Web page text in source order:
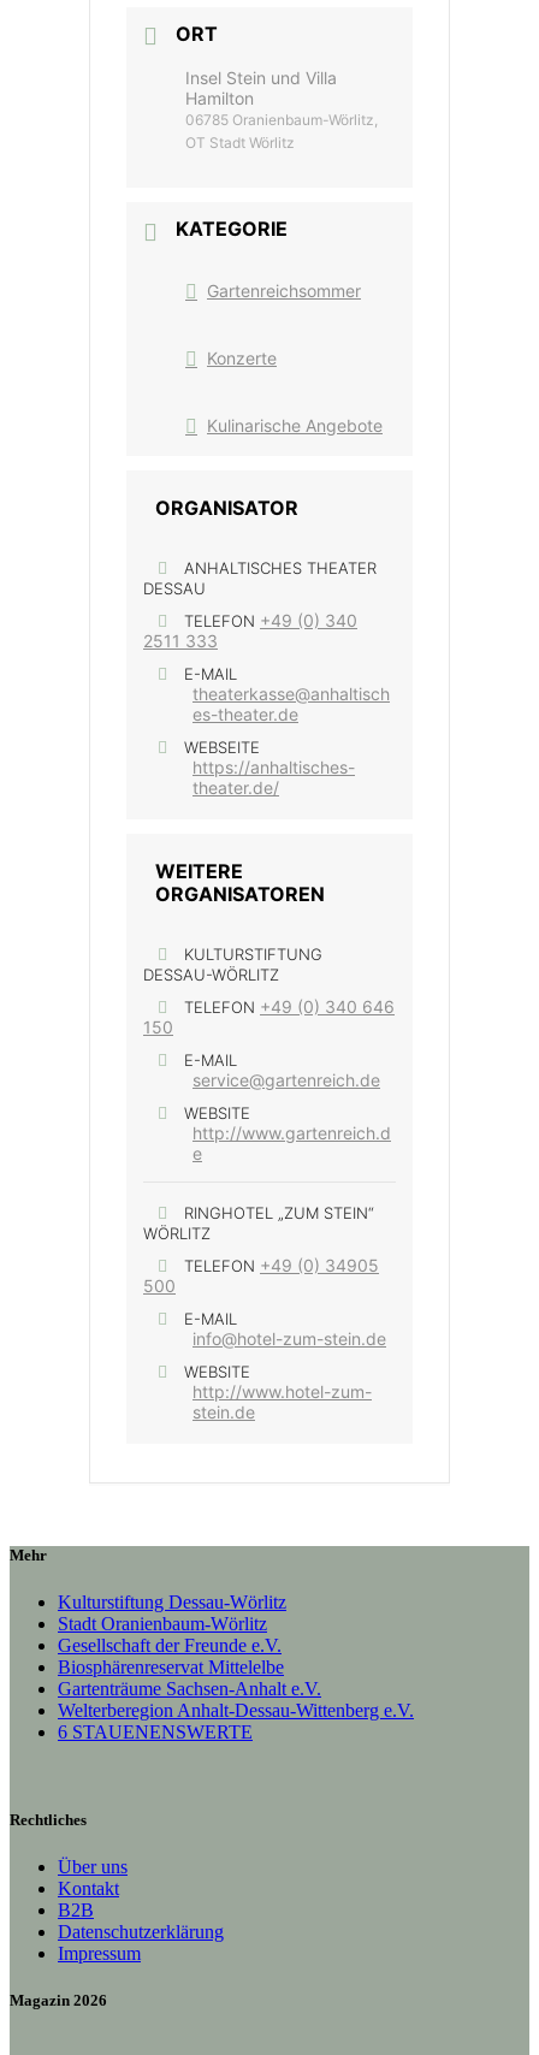
ORT
Insel Stein und Villa
Hamilton
06785 Oranienbaum-Wörlitz,
OT Stadt Wörlitz
KATEGORIE
Gartenreichsommer
Konzerte
Kulinarische Angebote
ORGANISATOR
ANHALTISCHES THEATER
DESSAU
TELEFON +49 (0) 340
2511 333
E-MAIL
theaterkasse@anhaltisch
es-theater.de
WEBSEITE
https://anhaltisches-
theater.de/
WEITERE
ORGANISATOREN
KULTURSTIFTUNG
DESSAU-WÖRLITZ
TELEFON +49 (0) 340 646
150
E-MAIL
service@gartenreich.de
WEBSITE
http://www.gartenreich.d
e
RINGHOTEL „ZUM STEIN“
WÖRLITZ
TELEFON +49 (0) 34905
500
E-MAIL
info@hotel-zum-stein.de
WEBSITE
http://www.hotel-zum-
stein.de
Mehr
Kulturstiftung Dessau-Wörlitz
Stadt Oranienbaum-Wörlitz
Gesellschaft der Freunde e.V.
Biosphärenreservat Mittelelbe
Gartenträume Sachsen-Anhalt e.V.
Welterberegion Anhalt-Dessau-Wittenberg e.V.
6 STAUENENSWERTE
Rechtliches
Über uns
Kontakt
B2B
Datenschutzerklärung
Impressum
Magazin 2026